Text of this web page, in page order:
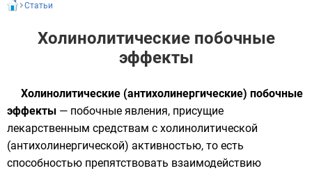
Статьи
Холинолитические побочные
эффекты
Холинолитические (антихолинергические) побочные
эффекты — побочные явления, присущие
лекарственным средствам с холинолитической
(антихолинергической) активностью, то есть
способностью препятствовать взаимодействию